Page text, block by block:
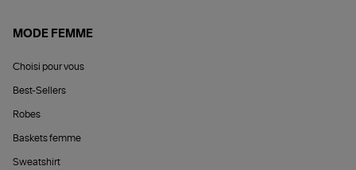
MODE FEMME
Choisi pour vous
Best-Sellers
Robes
Baskets femme
Sweatshirt